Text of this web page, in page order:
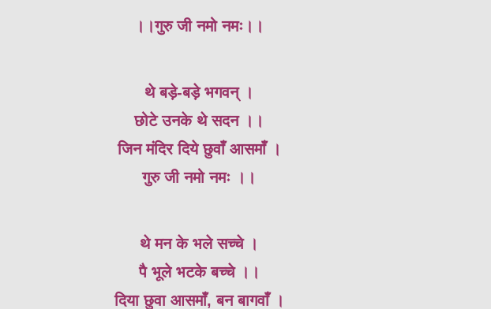
।।गुरु जी नमो नमः।।
थे बड़े-बड़े भगवन् ।
छोटे उनके थे सदन ।।
जिन मंदिर दिये छुवाँ आसमाँ ।
गुरु जी नमो नमः ।।
थे मन के भले सच्चे ।
पै भूले भटके बच्चे ।।
दिया छुवा आसमाँ, बन बागवाँ ।